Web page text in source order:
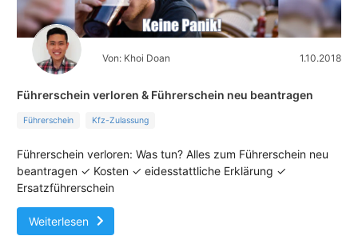
Von: Khoi Doan 1.10.2018
Führerschein verloren & Führerschein neu beantragen
Führerschein Kfz-Zulassung
Führerschein verloren: Was tun? Alles zum Führerschein neu
beantragen ✓ Kosten ✓ eidesstattliche Erklärung ✓
Ersatzführerschein
Weiterlesen